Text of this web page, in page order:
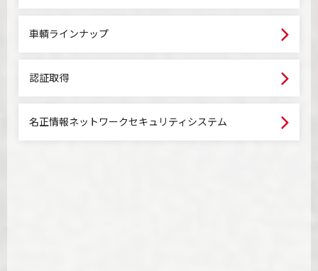
車輌ラインナップ
認証取得
名正情報ネットワークセキュリティシステム